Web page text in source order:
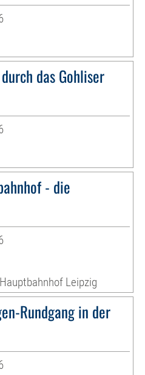
das Gohliser
- die
Leipzig
Rundgang in der